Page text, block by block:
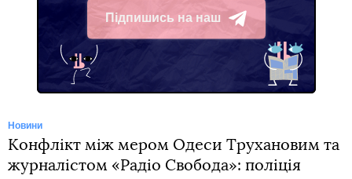
Підпишись на наш
Telegram
Новини
Конфлікт між мером Одеси Трухановим та
журналістом «Радіо Свобода»: поліція